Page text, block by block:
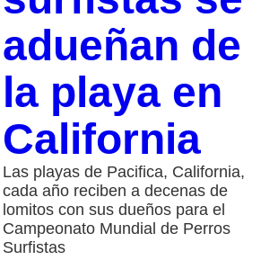
adueñan de
la playa en
California
Las playas de Pacifica, California,
cada año reciben a decenas de
lomitos con sus dueños para el
Campeonato Mundial de Perros
Surfistas